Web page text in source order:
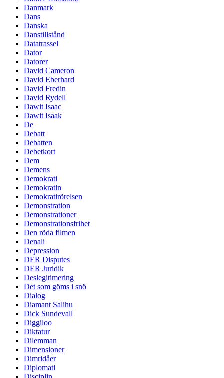
Danmark
Dans
Danska
Danstillstånd
Datatrassel
Dator
Datorer
David Cameron
David Eberhard
David Fredin
David Rydell
Dawit Isaac
Dawit Isaak
De
Debatt
Debatten
Debetkort
Dem
Demens
Demokrati
Demokratin
Demokratirörelsen
Demonstration
Demonstrationer
Demonstrationsfrihet
Den röda filmen
Denali
Depression
DER Disputes
DER Juridik
Deslegitimering
Det som göms i snö
Dialog
Diamant Salihu
Dick Sundevall
Diggiloo
Diktatur
Dilemman
Dimensioner
Dimridåer
Diplomati
Disciplin